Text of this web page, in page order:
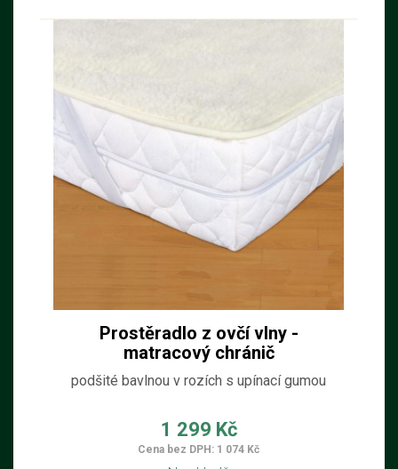
Prostěradlo z ovčí vlny -
matracový chránič
podšité bavlnou v rozích s upínací gumou
1 299 Kč
Cena bez DPH: 1 074 Kč